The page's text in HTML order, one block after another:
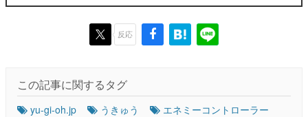
反応
この記事に関するタグ
yu-gi-oh.jp うきゅう
エネミーコントローラー